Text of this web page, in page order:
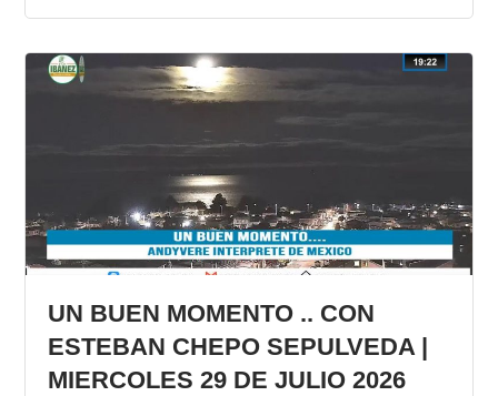
UN BUEN MOMENTO .. CON
ESTEBAN CHEPO SEPULVEDA |
MIERCOLES 29 DE JULIO 2026